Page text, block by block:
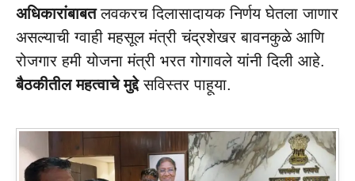
अधिकारांबाबतलवकरच दिलासादायक निर्णय घेतला जाणार
असल्याची ग्वाही महसूल मंत्री चंद्रशेखर बावनकुळे आणि
रोजगार हमी योजना मंत्री भरत गोगावले यांनी दिली आहे.
बैठकीतील महत्वाचे मुद्देसविस्तर पाहूया.